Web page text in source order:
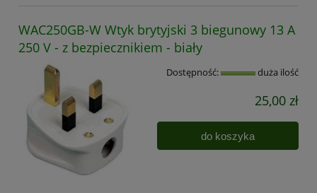
WAC250GB-W Wtyk brytyjski 3 biegunowy 13 A
250 V - z bezpiecznikiem - biały
Dostępność: duża ilość
25,00 zł
do koszyka